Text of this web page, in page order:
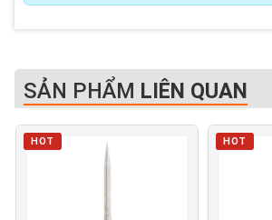
SẢN PHẨM LIÊN QUAN
HOT HOT